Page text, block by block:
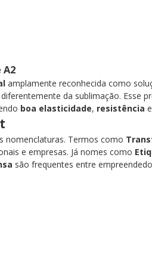
A2
amplamente reconhecida como
diferentemente da sublimação. Esse
boa elasticidade, resistência e
nomenclaturas. Termos como
e empresas. Já nomes como
são frequentes entre